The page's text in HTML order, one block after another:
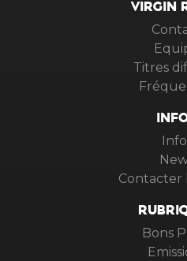
VIRGIN
Titres
Contacter
Bons